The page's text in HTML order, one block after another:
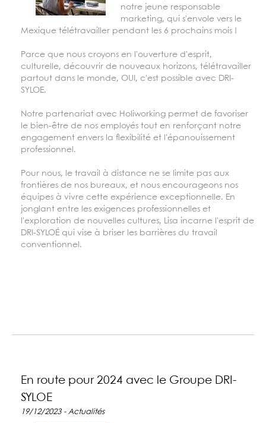
notre jeune responsable
marketing, qui s'envole vers le
Mexique télétravailler pendant les 6 prochains mois !
Parce que nous croyons en l'ouverture d'esprit,
culturelle, découvrir de nouveaux horizons, télétravailler
partout dans le monde, OUI, c'est possible avec DRI-
SYLOE.
Notre partenariat avec Holiworking permet de favoriser
le bien-être de nos employés tout en renforçant notre
engagement envers la flexibilité et l'épanouissement
professionnel.
Pour nous, le travail à distance ne se limite pas aux
frontières de nos bureaux, et nous encourageons nos
équipes à vivre cette expérience exceptionnelle. En
jonglant entre les exigences professionnelles et
l'exploration de nouvelles cultures, Lisa incarne l'esprit de
DRI-SYLOÉ qui vise à briser les barrières du travail
conventionnel.
En route pour 2024 avec le Groupe DRI-
SYLOE
19/12/2023 - Actualités